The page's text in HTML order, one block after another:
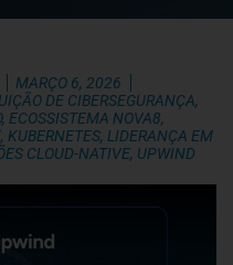
MARÇO 6, 2026
DE CIBERSEGURANÇA,
, ECOSSISTEMA NOVA8,
, KUBERNETES, LIDERANÇA EM
CLOUD-NATIVE, UPWIND